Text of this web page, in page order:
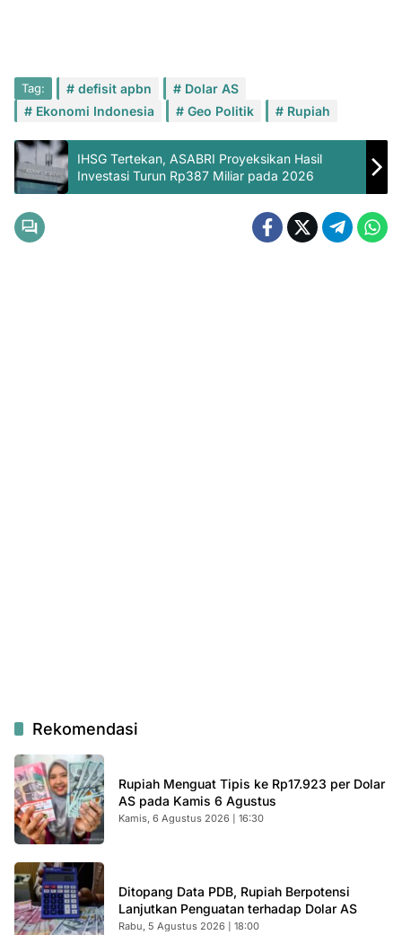
Tag: defisit apbn
Dolar AS
Ekonomi Indonesia
Geo Politik Rupiah
IHSG Tertekan, ASABRI Proyeksikan Hasil
Investasi Turun Rp387 Miliar pada 2026
Rekomendasi
Rupiah Menguat Tipis ke Rp17.923 per Dolar
AS pada Kamis 6 Agustus
Kamis, 6 Agustus 2026 | 16:30
Ditopang Data PDB, Rupiah Berpotensi
Lanjutkan Penguatan terhadap Dolar AS
Rabu, 5 Agustus 2026 | 18:00